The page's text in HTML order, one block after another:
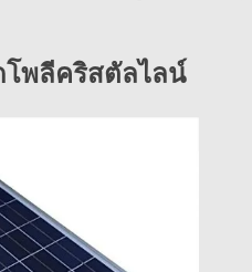
โพลีคริสตัลไลน์